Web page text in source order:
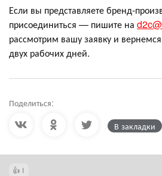
Если вы представляете бренд-
присоединиться — пишите на
рассмотрим вашу заявку и
двух рабочих дней.
Поделиться:
В закладки
1